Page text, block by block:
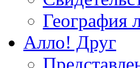
География
Алло! Друг